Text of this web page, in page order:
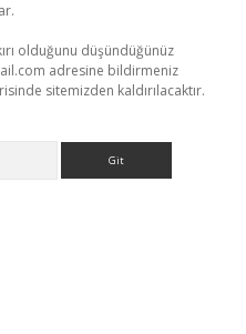
olduğunu düşündüğünüz
adresine bildirmeniz
sitemizden kaldırılacaktır.